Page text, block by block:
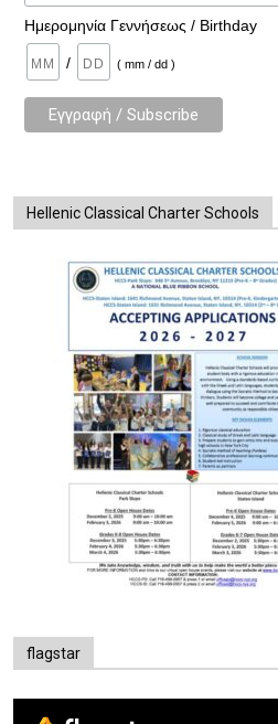
Ημερομηνία Γεννήσεως / Birthday
/ ( mm / dd )
Hellenic Classical Charter Schools
flagstar